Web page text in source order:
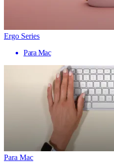
Ergo Series
Para Mac
Para Mac